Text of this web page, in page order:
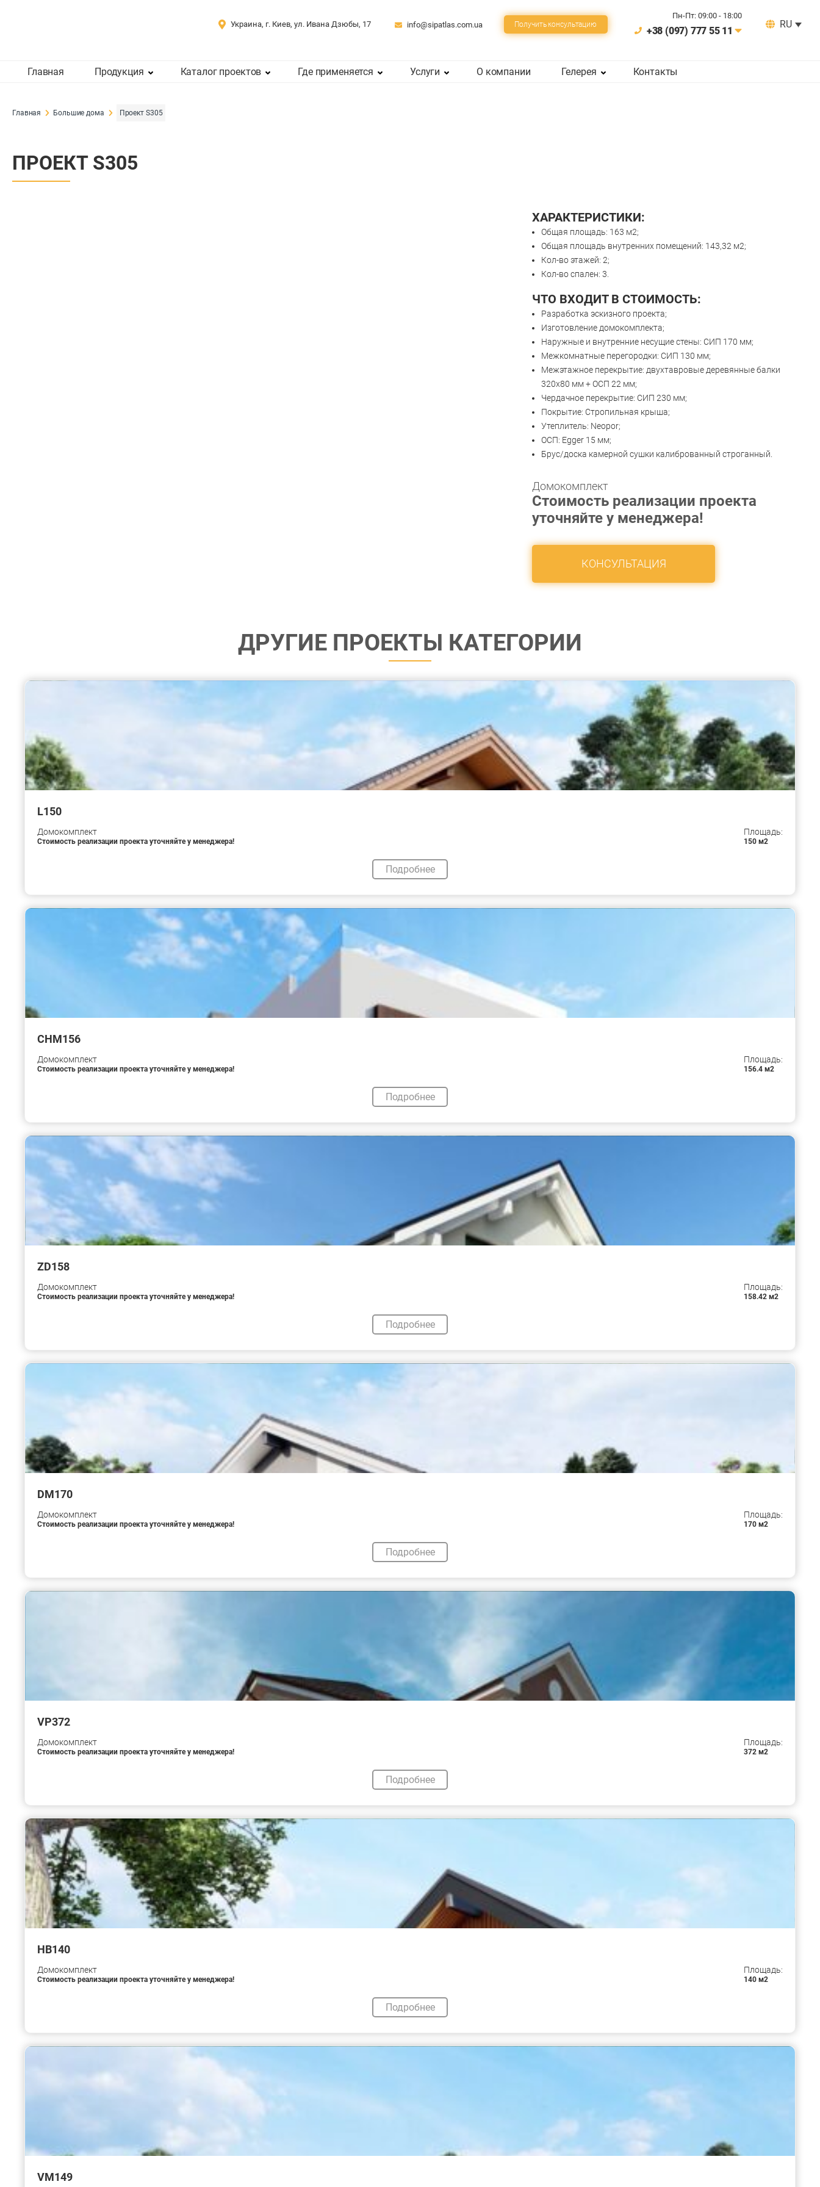
Украина, г. Киев, ул. Ивана Дзюбы, 17 info@sipatlas.com.ua Получить консультацию
Пн-Пт: 09:00 - 18:00
+38 (097) 777 55 11
RU
Главная Продукция Каталог проектов Где применяется Услуги О компании Гелерея Контакты
Главная Большие дома Проект S305
ПРОЕКТ S305
ХАРАКТЕРИСТИКИ:
Общая площадь: 163 м2;
Общая площадь внутренних помещений: 143,32 м2;
Кол-во этажей: 2;
Кол-во спален: 3.
ЧТО ВХОДИТ В СТОИМОСТЬ:
Разработка эскизного проекта;
Изготовление домокомплекта;
Наружные и внутренние несущие стены: СИП 170 мм;
Межкомнатные перегородки: СИП 130 мм;
Межэтажное перекрытие: двухтавровые деревянные балки
320х80 мм + ОСП 22 мм;
Чердачное перекрытие: СИП 230 мм;
Покрытие: Стропильная крыша;
Утеплитель: Neopor;
ОСП: Egger 15 мм;
Брус/доска камерной сушки калиброванный строганный.
Домокомплект
Стоимость реализации проекта
уточняйте у менеджера!
КОНСУЛЬТАЦИЯ
ДРУГИЕ ПРОЕКТЫ КАТЕГОРИИ
L150
Домокомплект
Стоимость реализации проекта уточняйте у менеджера!
Площадь:
150 м2
Подробнее
CHM156
Домокомплект
Стоимость реализации проекта уточняйте у менеджера!
Площадь:
156.4 м2
Подробнее
ZD158
Домокомплект
Стоимость реализации проекта уточняйте у менеджера!
Площадь:
158.42 м2
Подробнее
DM170
Домокомплект
Стоимость реализации проекта уточняйте у менеджера!
Площадь:
170 м2
Подробнее
VP372
Домокомплект
Стоимость реализации проекта уточняйте у менеджера!
Площадь:
372 м2
Подробнее
HB140
Домокомплект
Стоимость реализации проекта уточняйте у менеджера!
Площадь:
140 м2
Подробнее
VM149